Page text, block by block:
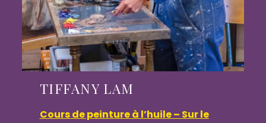
TIFFANY LAM
Cours de peinture à l’huile – Sur le